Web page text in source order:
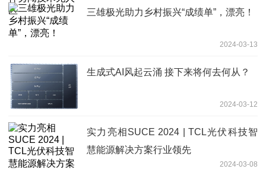
三雄极光助力乡村振兴“成绩单”，漂亮！
2024-03-13
生成式AI风起云涌 接下来将何去何从？
2024-03-12
实力亮相SUCE 2024 | TCL光伏科技智
慧能源解决方案行业领先
2024-03-08